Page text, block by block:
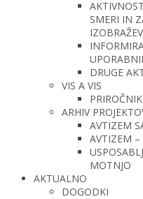
SMERI IN
DRUGE
VIS A VIS
ARHIV
AVTIZEM
AVTIZEM
MOTNJO
AKTUALNO
DOGODKI